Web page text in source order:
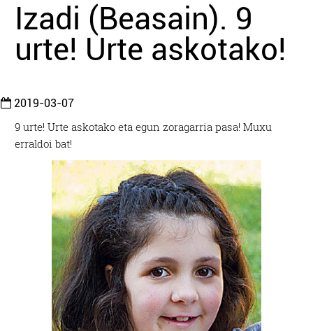
Izadi (Beasain). 9
urte! Urte askotako!
2019-03-07
9 urte! Urte askotako eta egun zoragarria pasa! Muxu
erraldoi bat!